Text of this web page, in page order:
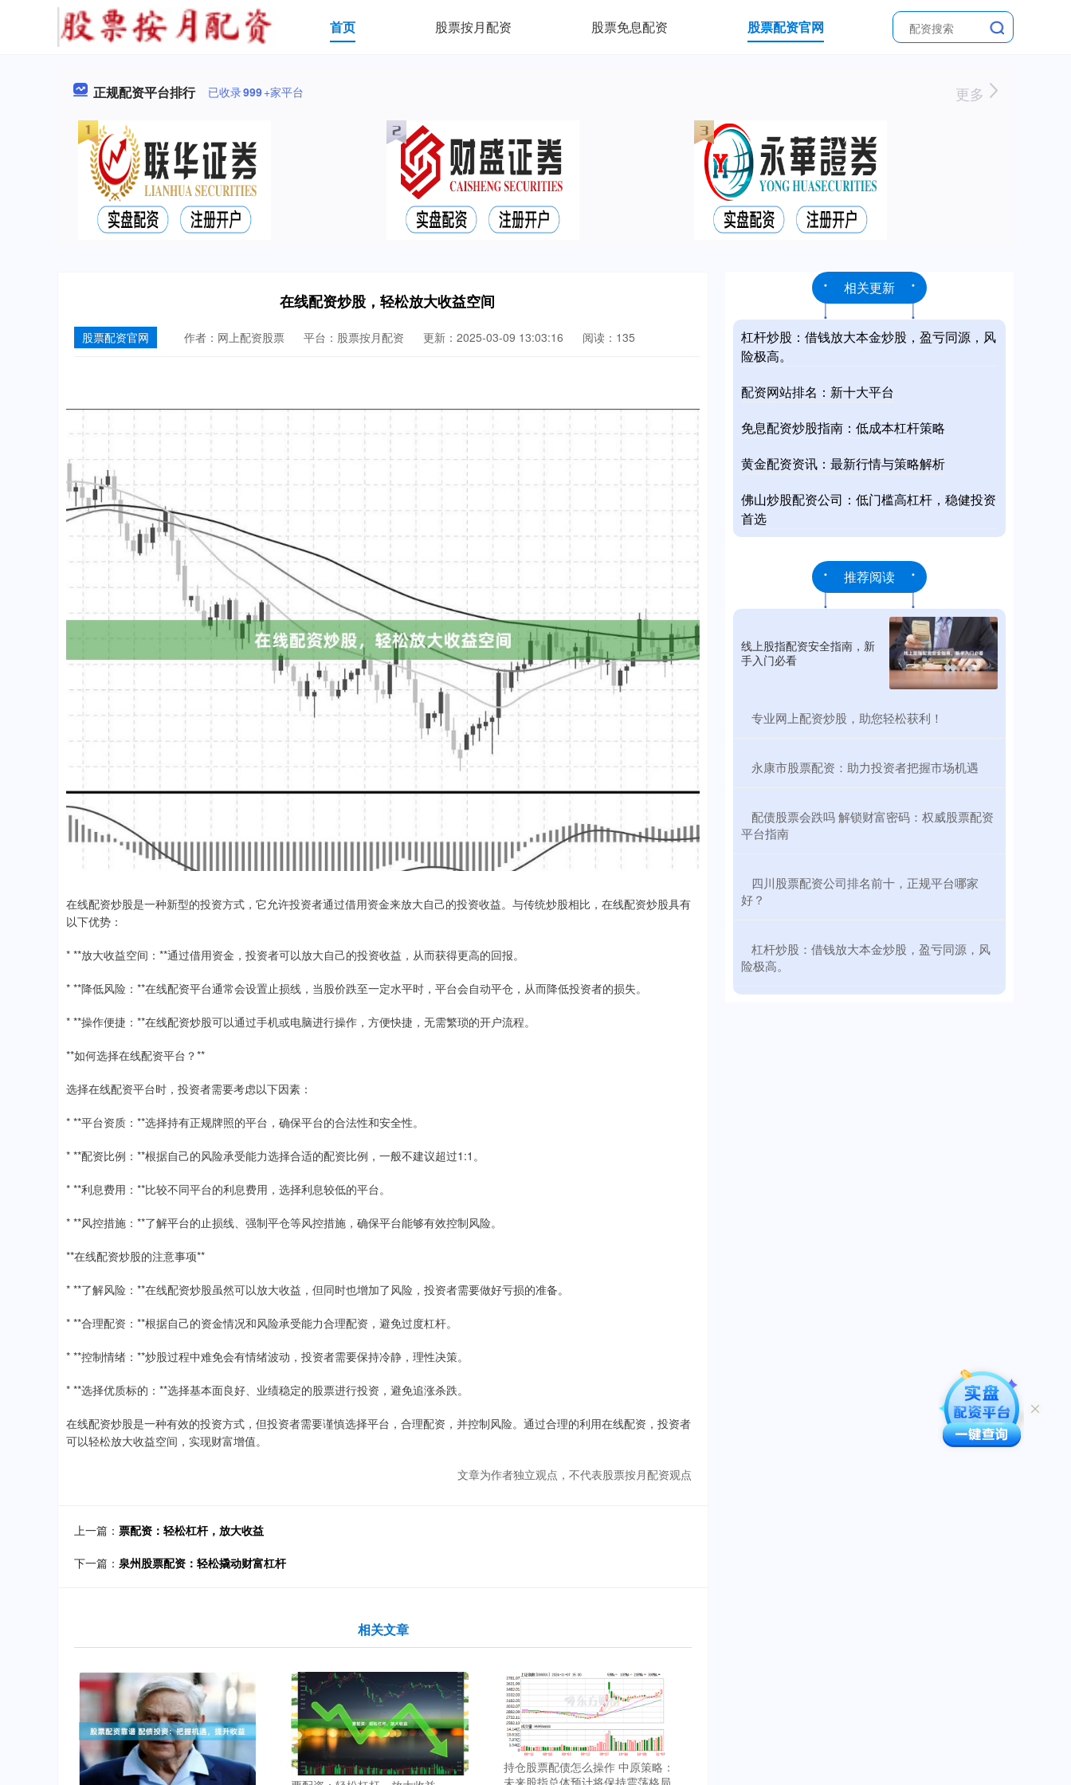
首页 股票按月配资 股票免息配资 股票配资官网
正规配资平台排行 已收录999+家平台 更多
在线配资炒股，轻松放大收益空间
股票配资官网 作者：网上配资股票 平台：股票按月配资 更新：2025-03-09 13:03:16 阅读：135
在线配资炒股是一种新型的投资方式，它允许投资者通过借用资金来放大自己的投资收益。与传统炒股相比，在线配资炒股具有
以下优势：
* **放大收益空间：**通过借用资金，投资者可以放大自己的投资收益，从而获得更高的回报。
* **降低风险：**在线配资平台通常会设置止损线，当股价跌至一定水平时，平台会自动平仓，从而降低投资者的损失。
* **操作便捷：**在线配资炒股可以通过手机或电脑进行操作，方便快捷，无需繁琐的开户流程。
**如何选择在线配资平台？**
选择在线配资平台时，投资者需要考虑以下因素：
* **平台资质：**选择持有正规牌照的平台，确保平台的合法性和安全性。
* **配资比例：**根据自己的风险承受能力选择合适的配资比例，一般不建议超过1:1。
* **利息费用：**比较不同平台的利息费用，选择利息较低的平台。
* **风控措施：**了解平台的止损线、强制平仓等风控措施，确保平台能够有效控制风险。
**在线配资炒股的注意事项**
* **了解风险：**在线配资炒股虽然可以放大收益，但同时也增加了风险，投资者需要做好亏损的准备。
* **合理配资：**根据自己的资金情况和风险承受能力合理配资，避免过度杠杆。
* **控制情绪：**炒股过程中难免会有情绪波动，投资者需要保持冷静，理性决策。
* **选择优质标的：**选择基本面良好、业绩稳定的股票进行投资，避免追涨杀跌。
在线配资炒股是一种有效的投资方式，但投资者需要谨慎选择平台，合理配资，并控制风险。通过合理的利用在线配资，投资者
可以轻松放大收益空间，实现财富增值。
文章为作者独立观点，不代表股票按月配资观点
上一篇： 票配资：轻松杠杆，放大收益
下一篇： 泉州股票配资：轻松撬动财富杠杆
相关文章
持仓股票配债怎么操作 中原策略：
未来股指总体预计将保持震荡格局
相关更新
杠杆炒股：借钱放大本金炒股，盈亏同源，风
险极高。
配资网站排名：新十大平台
免息配资炒股指南：低成本杠杆策略
黄金配资资讯：最新行情与策略解析
佛山炒股配资公司：低门槛高杠杆，稳健投资
首选
推荐阅读
线上股指配资安全指南，新
手入门必看
​专业网上配资炒股，助您轻松获利！
​永康市股票配资：助力投资者把握市场机遇
​配债股票会跌吗 解锁财富密码：权威股票配资
平台指南
​四川股票配资公司排名前十，正规平台哪家
好？
​杠杆炒股：借钱放大本金炒股，盈亏同源，风
险极高。